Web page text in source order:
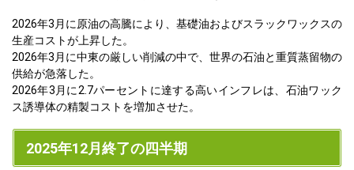
2026年3月に原油の高騰により、基礎油およびスラックワックスの
生産コストが上昇した。
2026年3月に中東の厳しい削減の中で、世界の石油と重質蒸留物の
供給が急落した。
2026年3月に2.7パーセントに達する高いインフレは、石油ワック
ス誘導体の精製コストを増加させた。
2025年12月終了の四半期